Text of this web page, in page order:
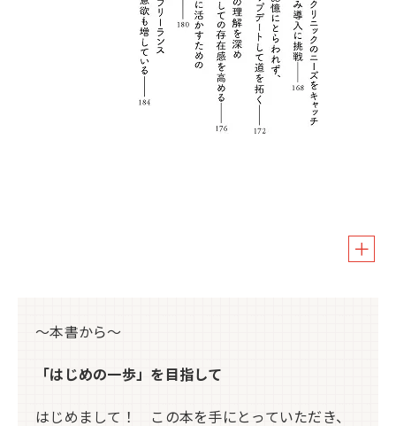
～本書から～
「はじめの一歩」を目指して
はじめまして！ この本を手にとっていただき、